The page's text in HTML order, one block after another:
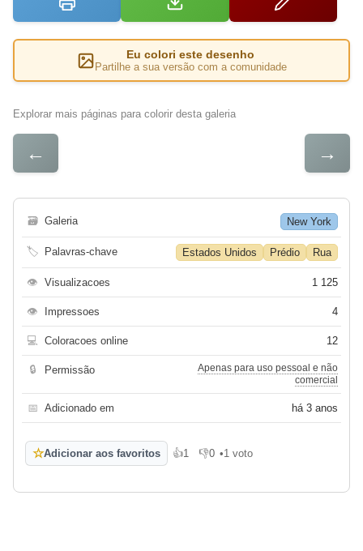
Eu colori este desenho
Partilhe a sua versão com a comunidade
Explorar mais páginas para colorir desta galeria
← →
🗃 Galeria New York
🏷 Palavras-chave Estados Unidos Prédio Rua
👁 Visualizacoes 1 125
👁 Impressoes 4
💻 Coloracoes online 12
🔒 Permissão
Apenas para uso pessoal e não
comercial
📅 Adicionado em há 3 anos
☆Adicionar aos favoritos 👍1
Gosto 👎0
Não gosto
•1 voto